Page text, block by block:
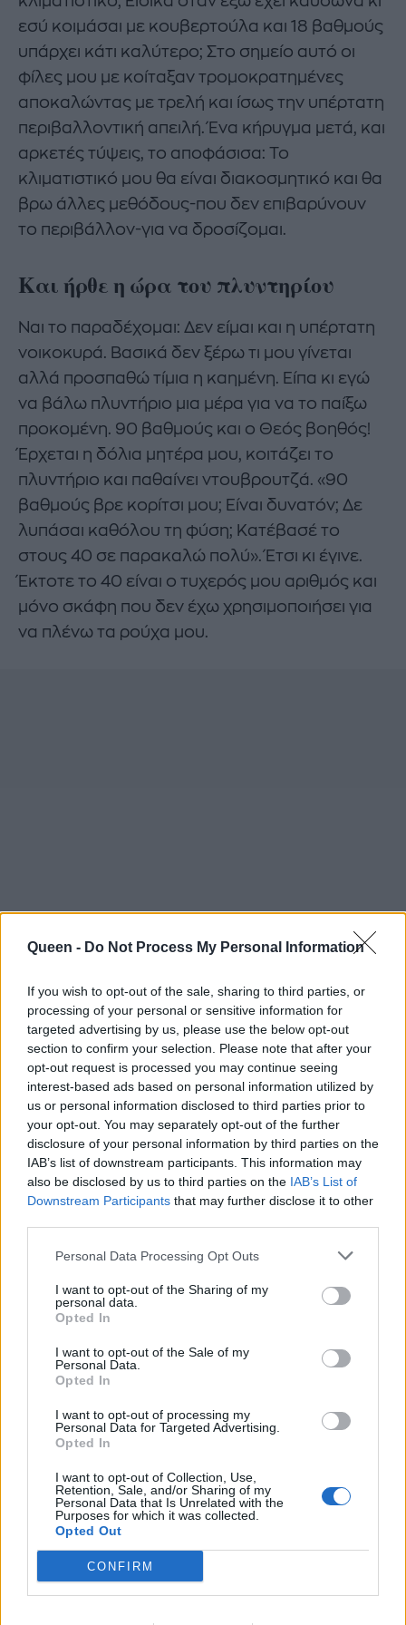
Queen - Do Not Process My Personal Information
If you wish to opt-out of the sale, sharing to third parties, or
processing of your personal or sensitive information for
targeted advertising by us, please use the below opt-out
section to confirm your selection. Please note that after your
opt-out request is processed you may continue seeing
interest-based ads based on personal information utilized by
us or personal information disclosed to third parties prior to
your opt-out. You may separately opt-out of the further
disclosure of your personal information by third parties on the
IAB’s list of downstream participants. This information may
also be disclosed by us to third parties on the IAB’s List of
Downstream Participants that may further disclose it to other
Personal Data Processing Opt Outs
I want to opt-out of the Sharing of my
personal data.
Opted In
I want to opt-out of the Sale of my
Personal Data.
Opted In
I want to opt-out of processing my
Personal Data for Targeted Advertising.
Opted In
I want to opt-out of Collection, Use,
Retention, Sale, and/or Sharing of my
Personal Data that Is Unrelated with the
Purposes for which it was collected.
Opted Out
CONFIRM
εσύ κοιμάσαι με κουβερτούλα και 18 βαθμούς
υπάρχει κάτι καλύτερο; Στο σημείο αυτό οι
φίλες μου με κοίταξαν τρομοκρατημένες
αποκαλώντας με τρελή και ίσως την υπέρτατη
περιβαλλοντική απειλή. Ένα κήρυγμα μετά, και
αρκετές τύψεις, το αποφάσισα: Το
κλιματιστικό μου θα είναι διακοσμητικό και θα
βρω άλλες μεθόδους-που δεν επιβαρύνουν
το περιβάλλον-για να δροσίζομαι.
Και ήρθε η ώρα του πλυντηρίου
Ναι το παραδέχομαι: Δεν είμαι και η υπέρτατη
νοικοκυρά. Βασικά δεν ξέρω τι μου γίνεται
αλλά προσπαθώ τίμια η καημένη. Είπα κι εγώ
να βάλω πλυντήριο μια μέρα για να το παίξω
προκομένη. 90 βαθμούς και ο Θεός βοηθός!
Έρχεται η δόλια μητέρα μου, κοιτάζει το
πλυντήριο και παθαίνει ντουβρουτζά. «90
βαθμούς βρε κορίτσι μου; Είναι δυνατόν; Δε
λυπάσαι καθόλου τη φύση; Κατέβασέ το
στους 40 σε παρακαλώ πολύ». Έτσι κι έγινε.
Έκτοτε το 40 είναι ο τυχερός μου αριθμός και
μόνο σκάφη που δεν έχω χρησιμοποιήσει για
να πλένω τα ρούχα μου.
Και αφού έκανα την αρχή…
σκουπίδια μου πλέον διαθέτουν καλύτερη
οργάνωση και από τη… ζωή μου-καλά δεν
ήταν και κάτι δύσκολο-και δεν μπερδεύω
ποτέ τους κάδους-για τέτοια πρόοδο μιλάμε-.
Οι ηλεκτρικές συσκευές στο σπίτι μου δεν